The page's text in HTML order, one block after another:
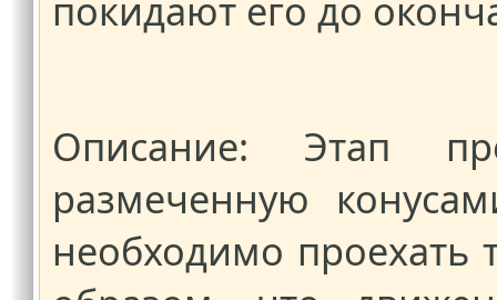
покидают его до
Описание: Этап
размеченную
необходимо проехать